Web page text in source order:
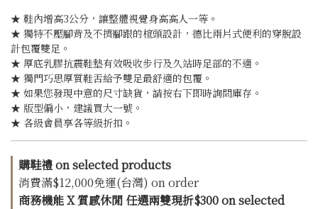
★ 鞋內增高3公分，讓整體視覺身高高人一等。
★ 獨特不壓腳背及不擠腳跟的楦頭設計，德比兩片式便利的穿脫設
計包覆雙足。
★ 厚底乳膠抗震鞋墊有效吸收步行及久站時足部的不適。
★ 獨門巧思厚質鞋舌給予雙足最舒適的包覆。
★ 如果您發現中意的尺寸缺貨，請按右下即時詢問庫存。
★ 版型偏小，建議買大一號。
★ 各級會員享各等級折扣。
購鞋禮 on selected products
消費滿$12,000免運(台灣) on order
商務機能 X 質感休閒 任選兩雙現折$300 on selected